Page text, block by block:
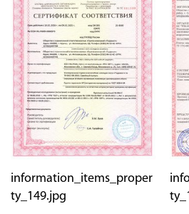
information_items_proper
ty_149.jpg